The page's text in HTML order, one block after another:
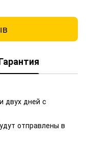
двух дней с
отправлены в